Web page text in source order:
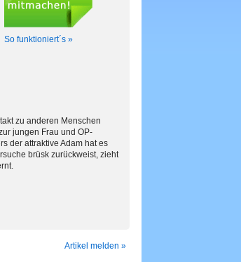
So funktioniert´s »
zu anderen Menschen
jungen Frau und OP-
der attraktive Adam hat es
brüsk zurückweist, zieht
Artikel melden »